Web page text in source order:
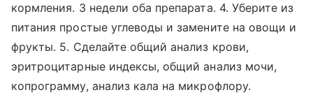
кормления. 3 недели оба препарата. 4. Уберите из
питания простые углеводы и замените на овощи и
фрукты. 5. Сделайте общий анализ крови,
эритроцитарные индексы, общий анализ мочи,
копрограмму, анализ кала на микрофлору.